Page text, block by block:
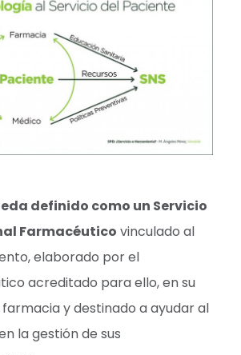
definido como un Servicio
Farmacéutico vinculado al
elaborado por el
acreditado para ello, en su
y destinado a ayudar al
la gestión de sus